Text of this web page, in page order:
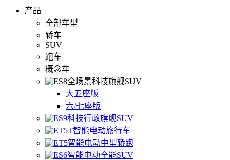
产品
全部车型
轿车
SUV
跑车
概念车
全场景科技旗舰SUV
大五座版
六/七座版
科技行政旗舰SUV
智能电动旅行车
智能电动中型轿跑
智能电动全能SUV